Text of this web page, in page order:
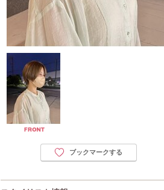
ブックマークする